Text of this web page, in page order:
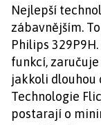
Nejlepší
zábavnějším.
Philips
funkcí,
jakkoli dlouhou
Technologie
postarají o